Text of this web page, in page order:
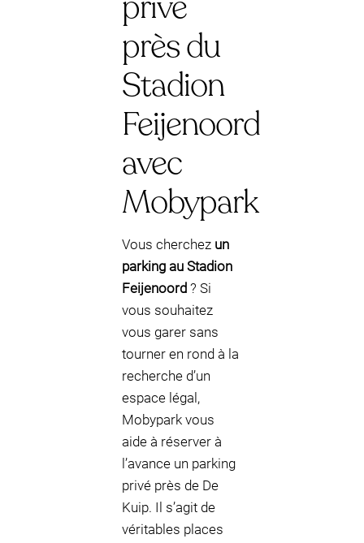
près du
Stadion
Feijenoord
avec
Mobypark
Vous cherchez un
parking au Stadion
Feijenoord ? Si
vous souhaitez
vous garer sans
tourner en rond à la
recherche d’un
espace légal,
Mobypark vous
aide à réserver à
l’avance un parking
privé près de De
Kuip. Il s’agit de
véritables places